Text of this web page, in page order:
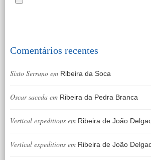
Comentários recentes
Sixto Serrano em Ribeira da Soca
Oscar saceda em Ribeira da Pedra Branca
Vertical expeditions em Ribeira de João
Vertical expeditions em Ribeira de João